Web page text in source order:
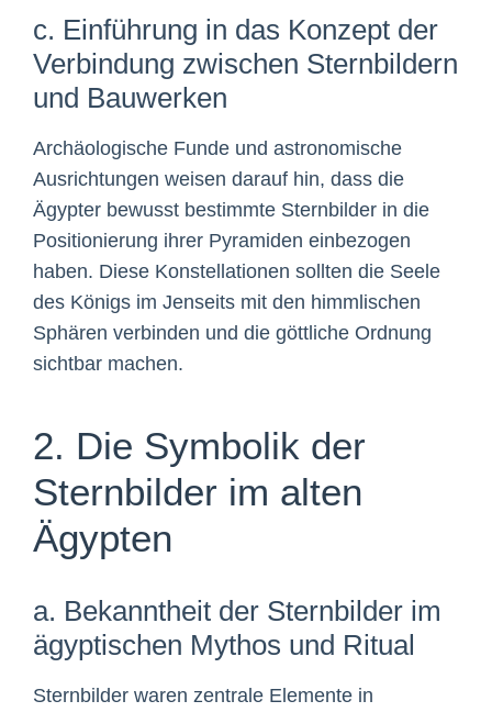
c. Einführung in das Konzept der
Verbindung zwischen Sternbildern
und Bauwerken
Archäologische Funde und astronomische
Ausrichtungen weisen darauf hin, dass die
Ägypter bewusst bestimmte Sternbilder in die
Positionierung ihrer Pyramiden einbezogen
haben. Diese Konstellationen sollten die Seele
des Königs im Jenseits mit den himmlischen
Sphären verbinden und die göttliche Ordnung
sichtbar machen.
2. Die Symbolik der
Sternbilder im alten
Ägypten
a. Bekanntheit der Sternbilder im
ägyptischen Mythos und Ritual
Sternbilder waren zentrale Elemente in